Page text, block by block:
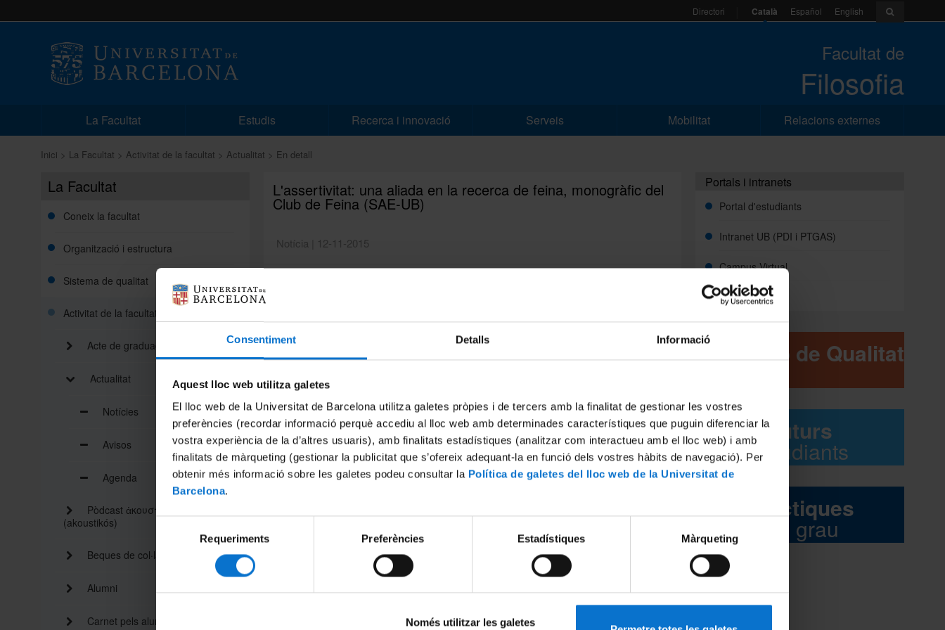
Consentiment Detalls Informació
Aquest lloc web utilitza galetes
El lloc web de la Universitat de Barcelona utilitza galetes pròpies i de tercers amb la finalitat de gestionar les vostres
preferències (recordar informació perquè accediu al lloc web amb determinades característiques que puguin diferenciar la
vostra experiència de la d’altres usuaris), amb finalitats estadístiques (analitzar com interactueu amb el lloc web) i amb
finalitats de màrqueting (gestionar la publicitat que s’ofereix adequant-la en funció dels vostres hàbits de navegació). Per
obtenir més informació sobre les galetes podeu consultar la Política de galetes del lloc web de la Universitat de
Barcelona.
consentiment
Requeriments Preferències Estadístiques Màrqueting
Només utilitzar les galetes
Directori Català Español English
Facultat de
Filosofia
La Facultat Estudis Recerca i innovació Serveis Mobilitat Relacions externes
Inici La Facultat Activitat de la facultat Actualitat En detall
La Facultat
Coneix la facultat
Organització i estructura
Sistema de qualitat
Activitat de la facultat
Acte de graduació
Actualitat
Notícies
Avisos
Agenda
Pòdcast ἀκουστικός
(akoustikós)
Beques de col·laboració
Alumni
Carnet pels alumnes i personal
L'assertivitat: una aliada en la recerca de feina, monogràfic del
Club de Feina (SAE-UB)
Notícia | 12-11-2015
consultor empresarial.
Horari: de 13 h a 14 h (no cal inscripció prèvia)
Lloc: edifici Florensa (c. Adolf Florensa, 8, bxs., Barcelona), aula 4
Es donaran a conèixer eines per saber expressar el nostre criteri en diferents
situacions i davant interlocutors diversos, i s'analitzarà com l'assertivitat pot facilitar la
recerca de pràctiques o de feines relacionades amb l'objectiu professional.
Portals i intranets
Portal d'estudiants
Intranet UB (PDI i PTGAS)
Campus Virtual
Alumni UB
Comissió de Qualitat
Futurs
estudiants
Pràctiques
del grau